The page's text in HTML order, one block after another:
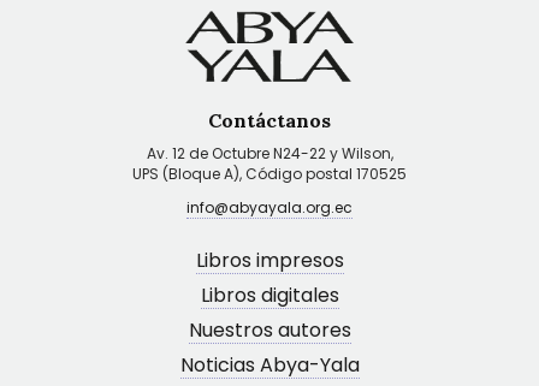
Contáctanos
Av. 12 de Octubre N24-22 y Wilson,
UPS (Bloque A), Código postal 170525
info@abyayala.org.ec
Libros impresos
Libros digitales
Nuestros autores
Noticias Abya-Yala